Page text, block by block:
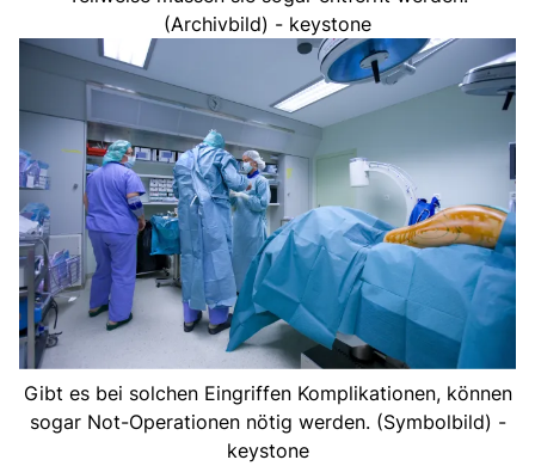
(Archivbild) - keystone
Gibt es bei solchen Eingriffen Komplikationen, können
sogar Not-Operationen nötig werden. (Symbolbild) -
keystone